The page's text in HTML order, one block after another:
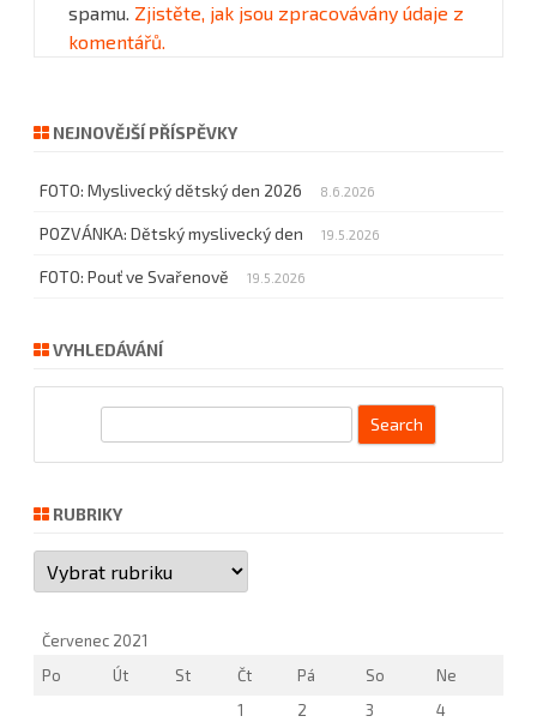
spamu. Zjistěte, jak jsou zpracovávány údaje z
komentářů.
NEJNOVĚJŠÍ PŘÍSPĚVKY
FOTO: Myslivecký dětský den 2026 8.6.2026
POZVÁNKA: Dětský myslivecký den 19.5.2026
FOTO: Pouť ve Svařenově 19.5.2026
VYHLEDÁVÁNÍ
r
RUBRIKY
Rubriky
Červenec 2021
Po
Út St Čt Pá So
Ne
1
2 3
4